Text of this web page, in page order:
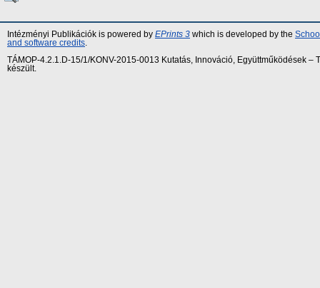
Intézményi Publikációk is powered by EPrints 3 which is developed by the
and software credits
TÁMOP-4.2.1.D-15/1/KONV-2015-0013 Kutatás, Innováció, Együttműködések
készült.